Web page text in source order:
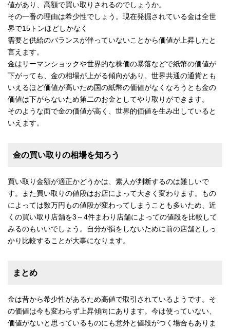
値があり、高額で買い取りされるのでしょうか。
その一番の理由は希少性でしょう。現在発掘されている金は全世
界で15トンほどしかなく
需要と供給のバランスが伴っていないことから価値が上昇したと
言えます。
金はリーマンショックや世界的な株価の暴落などで紙幣の価値が
下がっても、金の相場が上がる傾向があり、世界共通の通貨とも
いえるほど価値が高いため国の紙幣の価値がなくなろうとも金の
価値は下がらないため第二のお金としてやり取りができます。
そのような面で金の価値が高く、世界的価値を生み出していると
いえます。
金の買い取りの相場を知ろう
買い取り金額が適正かどうかは、素人が判断するのは難しいで
す。また買い取りの値段はお店によって大きく変わります。もの
によっては数万円もの値段が変わってしまうことも多いため、近
くの買い取り店舗を3～4件まわり店舗によっての値段を比較して
みるのもいいでしょう。自分が損をしないために前の店舗としっ
かり比較することが大事になります。
まとめ
金は昔から希少性があるため高値で取引されているようです。そ
の価値は今も変わらず上昇傾向にあります。今は使っていない、
価値がないと思っているものにも意外と値段がつく場合もありま